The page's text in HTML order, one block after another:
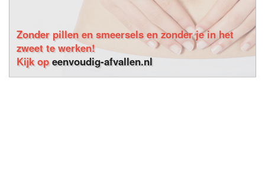
Zonder pillen en smeersels en zonder je in het
zweet te werken!
Kijk opeenvoudig-afvallen.nl